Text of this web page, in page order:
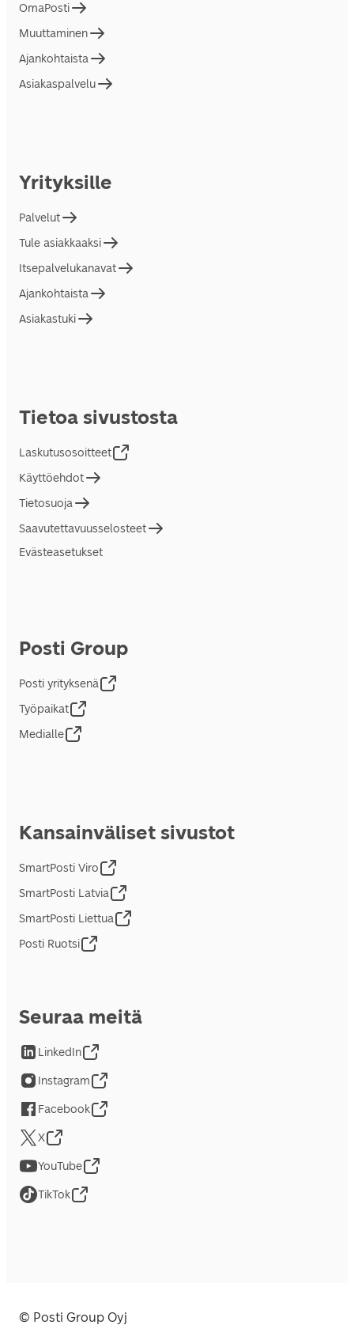
OmaPosti
Muuttaminen
Ajankohtaista
Asiakaspalvelu
Yrityksille
Palvelut
Tule asiakkaaksi
Itsepalvelukanavat
Ajankohtaista
Asiakastuki
Tietoa sivustosta
Laskutusosoitteet
Käyttöehdot
Tietosuoja
Saavutettavuusselosteet
Evästeasetukset
Posti Group
Posti yrityksenä
Työpaikat
Medialle
Kansainväliset sivustot
SmartPosti Viro
SmartPosti Latvia
SmartPosti Liettua
Posti Ruotsi
Seuraa meitä
LinkedIn
Instagram
Facebook
X
YouTube
TikTok
© Posti Group Oyj